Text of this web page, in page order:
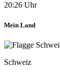
20:26 Uhr
Mein Land
Schweiz